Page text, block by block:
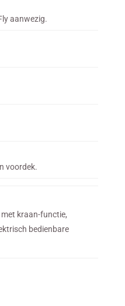
aanwezig.
voordek.
kraan-functie,
bedienbare